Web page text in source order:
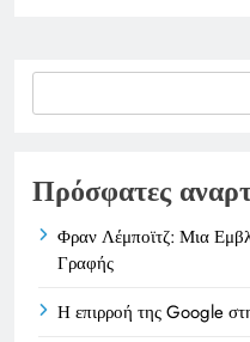
Πρόσφατες
Φραν Λέμποϊτζ: Μια
Γραφής
Η επιρροή της Google